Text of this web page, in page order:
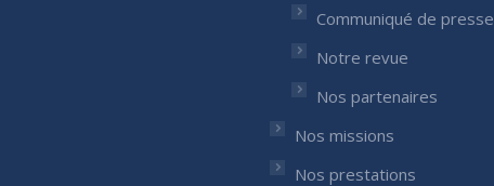
sur :
Communiqué de presse
Notre revue
Nos partenaires
Nos missions
Nos prestations